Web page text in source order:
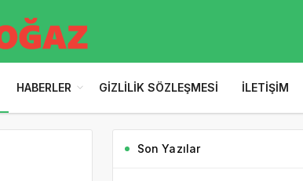
HABERLER GIZLILIK SÖZLEŞMESI İLETIŞIM
Son Yazılar